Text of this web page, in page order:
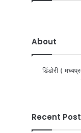
About
डिंडोरी (
Recent